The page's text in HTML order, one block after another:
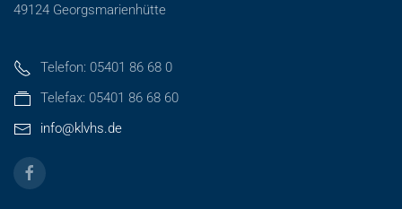
49124 Georgsmarienhütte
Telefon: 05401 86 68 0
Telefax: 05401 86 68 60
info@klvhs.de